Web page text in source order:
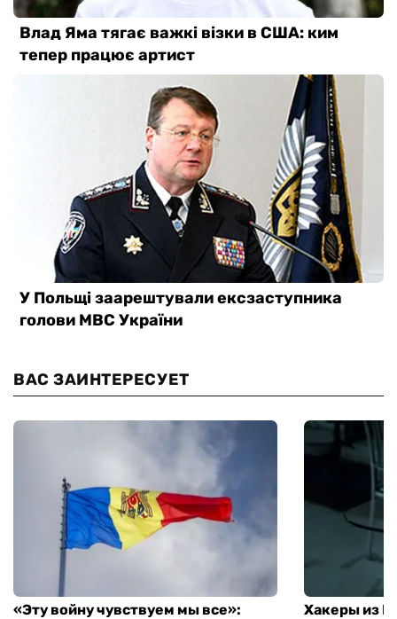
ВАС ЗАИНТЕРЕСУЕТ
«Эту войну чувствуем мы все»:
Хакеры из